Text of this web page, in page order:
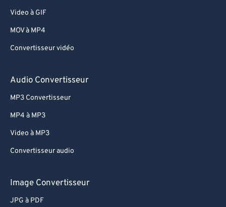
Video à GIF
MOV à MP4
Convertisseur vidéo
Audio Convertisseur
MP3 Convertisseur
MP4 à MP3
Video à MP3
Convertisseur audio
Image Convertisseur
JPG à PDF